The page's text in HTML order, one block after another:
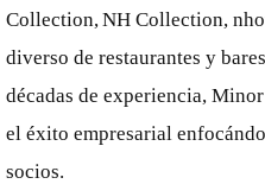
Collection, NH Collection,
diverso de restaurantes y
décadas de experiencia,
el éxito empresarial
socios.